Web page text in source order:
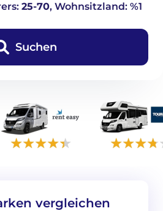
25-70, Wohnsitzland: %1
Suchen
vergleichen